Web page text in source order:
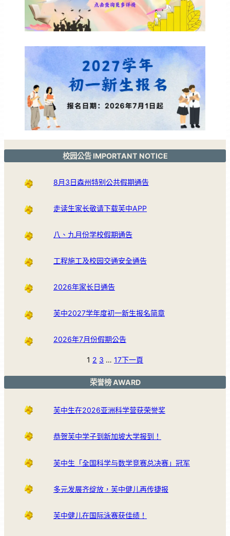
校园公告 IMPORTANT NOTICE
8月3日森州特别公共假期通告
走读生家长敬请下载芙中APP
八、九月份学校假期通告
工程施工及校园交通安全通告
2026年家长日通告
芙中2027学年度初一新生报名简章
2026年7月份假期公告
1 2 3 … 17下一頁
荣誉榜 AWARD
芙中生在2026亚洲科学营获荣誉奖
恭贺芙中学子到新加坡大学报到！
芙中生「全国科学与数学竞赛总决赛」冠军
多元发展齐绽放，芙中健儿再传捷报
芙中健儿在国际泳赛获佳绩！